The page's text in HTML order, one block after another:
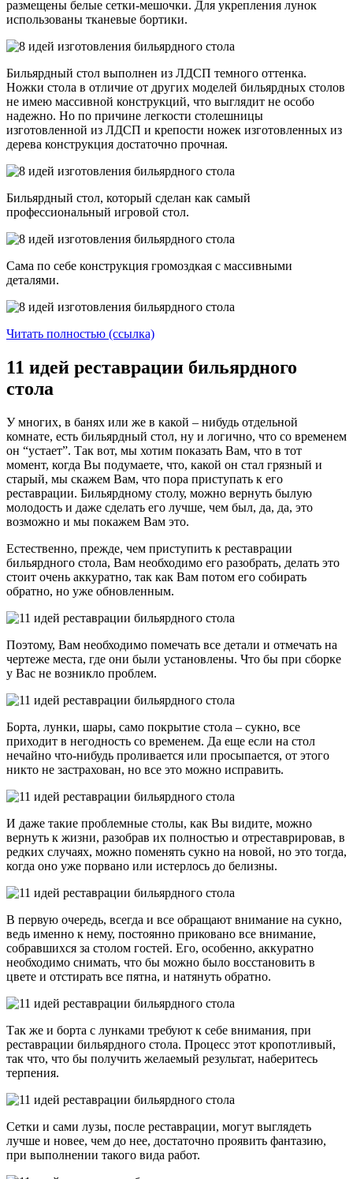
размещены белые сетки-мешочки. Для укрепления лунок
использованы тканевые бортики.
Бильярдный стол выполнен из ЛДСП темного оттенка.
Ножки стола в отличие от других моделей бильярдных столов
не имею массивной конструкций, что выглядит не особо
надежно. Но по причине легкости столешницы
изготовленной из ЛДСП и крепости ножек изготовленных из
дерева конструкция достаточно прочная.
Бильярдный стол, который сделан как самый
профессиональный игровой стол.
Сама по себе конструкция громоздкая с массивными
деталями.
Читать полностью (ссылка)
11 идей реставрации бильярдного
стола
У многих, в банях или же в какой – нибудь отдельной
комнате, есть бильярдный стол, ну и логично, что со временем
он “устает”. Так вот, мы хотим показать Вам, что в тот
момент, когда Вы подумаете, что, какой он стал грязный и
старый, мы скажем Вам, что пора приступать к его
реставрации. Бильярдному столу, можно вернуть былую
молодость и даже сделать его лучше, чем был, да, да, это
возможно и мы покажем Вам это.
Естественно, прежде, чем приступить к реставрации
бильярдного стола, Вам необходимо его разобрать, делать это
стоит очень аккуратно, так как Вам потом его собирать
обратно, но уже обновленным.
Поэтому, Вам необходимо помечать все детали и отмечать на
чертеже места, где они были установлены. Что бы при сборке
у Вас не возникло проблем.
Борта, лунки, шары, само покрытие стола – сукно, все
приходит в негодность со временем. Да еще если на стол
нечайно что-нибудь проливается или просыпается, от этого
никто не застрахован, но все это можно исправить.
И даже такие проблемные столы, как Вы видите, можно
вернуть к жизни, разобрав их полностью и отреставрировав, в
редких случаях, можно поменять сукно на новой, но это тогда,
когда оно уже порвано или истерлось до белизны.
В первую очередь, всегда и все обращают внимание на сукно,
ведь именно к нему, постоянно приковано все внимание,
собравшихся за столом гостей. Его, особенно, аккуратно
необходимо снимать, что бы можно было восстановить в
цвете и отстирать все пятна, и натянуть обратно.
Так же и борта с лунками требуют к себе внимания, при
реставрации бильярдного стола. Процесс этот кропотливый,
так что, что бы получить желаемый результат, наберитесь
терпения.
Сетки и сами лузы, после реставрации, могут выглядеть
лучше и новее, чем до нее, достаточно проявить фантазию,
при выполнении такого вида работ.